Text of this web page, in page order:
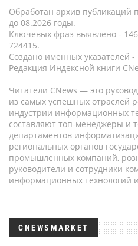
Обработан архив публикаций
до 08.2026 годы.
Ключевых фраз выявлено -
724415.
Создано именных указателей -
Редакция Индексной книги
Читатели CNews — это
из самых успешных отраслей
индустрии информационных
составляют топ-менеджеры и
департаментов
региональных органов
промышленных компаний,
руководители и сотрудники
информационных технологий и
CNEWSMARKET